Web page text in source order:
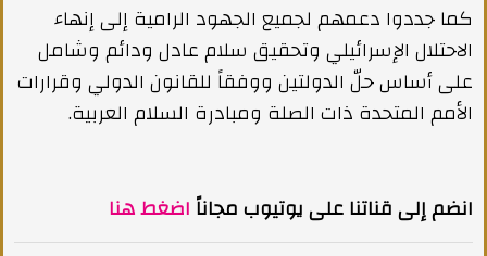
كما جددوا دعمهم لجميع الجهود الرامية إلى إنهاء
الاحتلال الإسرائيلي وتحقيق سلام عادل ودائم وشامل
على أساس حلّ الدولتين ووفقاً للقانون الدولي وقرارات
الأمم المتحدة ذات الصلة ومبادرة السلام العربية.
انضم إلى قناتنا على يوتيوب مجاناً اضغط هنا